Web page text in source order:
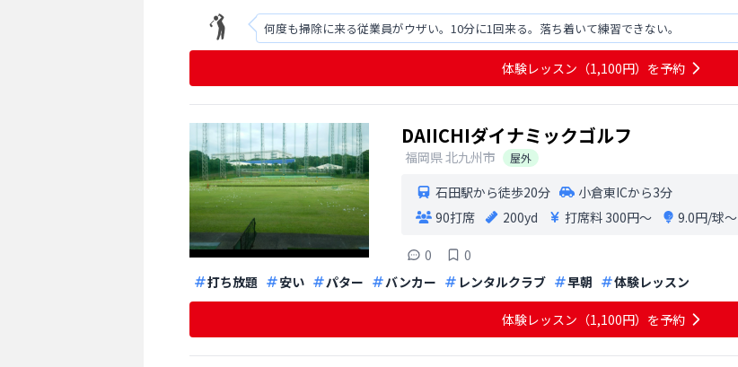
何度も掃除に来る従業員がウザい。10分に1回来る。落ち着いて練習できない。
体験レッスン（1,100円）を予約
DAIICHIダイナミックゴルフ
福岡県北九州市 屋外
石田駅から徒歩20分
小倉東ICから3分
90打席
200yd 打席料 300円〜 9.0円/球〜
0
0
打ち放題
安い パター バンカー レンタルクラブ 早朝 体験レッスン
体験レッスン（1,100円）を予約